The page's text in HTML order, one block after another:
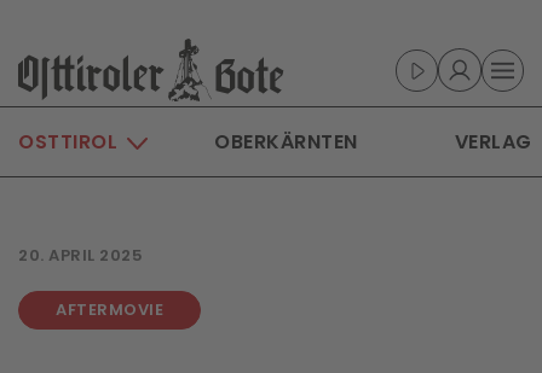
Skip to main content
OSTTIROL OBERKÄRNTEN VERLAG
20. APRIL 2025
AFTERMOVIE